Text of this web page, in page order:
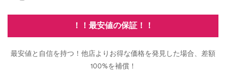
！！最安値の保証！！
最安値と自信を持つ！他店よりお得な価格を発見した場合、差額
100%を補償！